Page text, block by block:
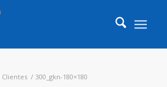
Clientes / 300_gkn-180×180